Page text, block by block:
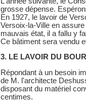
grosse dépense.
En 1927, le lavoir de
Versoix-la-Ville en
mauvais état, il a fallu y
Ce bâtiment sera vendu
3. LE LAVOIR DU
Répondant à un besoin
de M. l'architecte
disposant du matériel
centimes.